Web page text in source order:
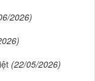
2026)
(22/05/2026)